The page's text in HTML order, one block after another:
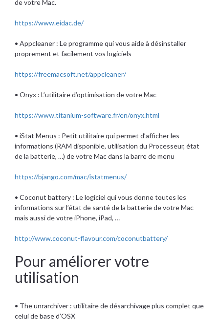
de votre Mac.
https://www.eidac.de/
• Appcleaner : Le programme qui vous aide à désinstaller
proprement et facilement vos logiciels
https://freemacsoft.net/appcleaner/
• Onyx : L’utilitaire d’optimisation de votre Mac
https://www.titanium-software.fr/en/onyx.html
• iStat Menus : Petit utilitaire qui permet d’afficher les
informations (RAM disponible, utilisation du Processeur, état
de la batterie, …) de votre Mac dans la barre de menu
https://bjango.com/mac/istatmenus/
• Coconut battery : Le logiciel qui vous donne toutes les
informations sur l’état de santé de la batterie de votre Mac
mais aussi de votre iPhone, iPad, …
http://www.coconut-flavour.com/coconutbattery/
Pour améliorer votre
utilisation
• The unrarchiver : utilitaire de désarchivage plus complet que
celui de base d’OSX